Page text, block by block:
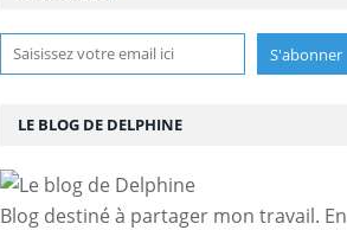
LE BLOG DE DELPHINE
Blog destiné à partager mon travail. En